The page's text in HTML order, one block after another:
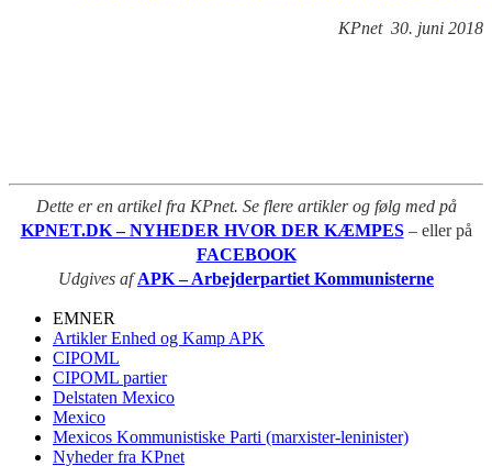
KPnet 30. juni 2018
Dette er en artikel fra KPnet. Se flere artikler og følg med på
KPNET.DK – NYHEDER HVOR DER KÆMPES – eller på
FACEBOOK
Udgives afAPK – Arbejderpartiet Kommunisterne
EMNER
Artikler Enhed og Kamp APK
CIPOML
CIPOML partier
Delstaten Mexico
Mexico
Mexicos Kommunistiske Parti (marxister-leninister)
Nyheder fra KPnet